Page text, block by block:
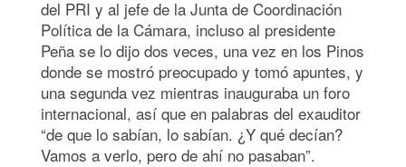
del PRI y al jefe de la Junta de Coordinación
Política de la Cámara, incluso al presidente
Peña se lo dijo dos veces, una vez en los Pinos
donde se mostró preocupado y tomó apuntes, y
una segunda vez mientras inauguraba un foro
internacional, así que en palabras del exauditor
“de que lo sabían, lo sabían. ¿Y qué decían?
Vamos a verlo, pero de ahí no pasaban”.